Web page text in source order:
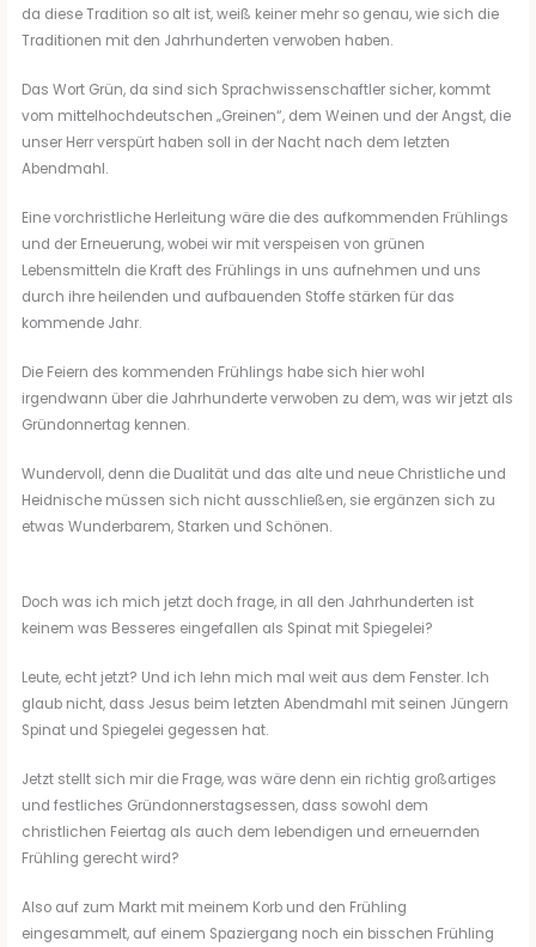
da diese Tradition so alt ist, weiß keiner mehr so genau, wie sich die
Traditionen mit den Jahrhunderten verwoben haben.
Das Wort Grün, da sind sich Sprachwissenschaftler sicher, kommt
vom mittelhochdeutschen „Greinen“, dem Weinen und der Angst, die
unser Herr verspürt haben soll in der Nacht nach dem letzten
Abendmahl.
Eine vorchristliche Herleitung wäre die des aufkommenden Frühlings
und der Erneuerung, wobei wir mit verspeisen von grünen
Lebensmitteln die Kraft des Frühlings in uns aufnehmen und uns
durch ihre heilenden und aufbauenden Stoffe stärken für das
kommende Jahr.
Die Feiern des kommenden Frühlings habe sich hier wohl
irgendwann über die Jahrhunderte verwoben zu dem, was wir jetzt als
Gründonnertag kennen.
Wundervoll, denn die Dualität und das alte und neue Christliche und
Heidnische müssen sich nicht ausschließen, sie ergänzen sich zu
etwas Wunderbarem, Starken und Schönen.
Doch was ich mich jetzt doch frage, in all den Jahrhunderten ist
keinem was Besseres eingefallen als Spinat mit Spiegelei?
Leute, echt jetzt? Und ich lehn mich mal weit aus dem Fenster. Ich
glaub nicht, dass Jesus beim letzten Abendmahl mit seinen Jüngern
Spinat und Spiegelei gegessen hat.
Jetzt stellt sich mir die Frage, was wäre denn ein richtig großartiges
und festliches Gründonnerstagsessen, dass sowohl dem
christlichen Feiertag als auch dem lebendigen und erneuernden
Frühling gerecht wird?
Also auf zum Markt mit meinem Korb und den Frühling
eingesammelt, auf einem Spaziergang noch ein bisschen Frühling